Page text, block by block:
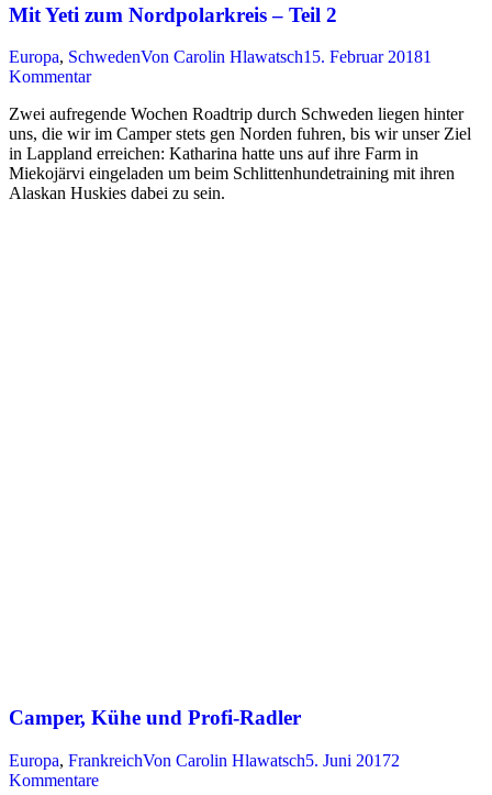
Mit Yeti zum Nordpolarkreis – Teil 2
Europa, SchwedenVon Carolin Hlawatsch15. Februar 20181
Kommentar
Zwei aufregende Wochen Roadtrip durch Schweden liegen hinter
uns, die wir im Camper stets gen Norden fuhren, bis wir unser Ziel
in Lappland erreichen: Katharina hatte uns auf ihre Farm in
Miekojärvi eingeladen um beim Schlittenhundetraining mit ihren
Alaskan Huskies dabei zu sein.
Camper, Kühe und Profi-Radler
Europa, FrankreichVon Carolin Hlawatsch5. Juni 20172
Kommentare